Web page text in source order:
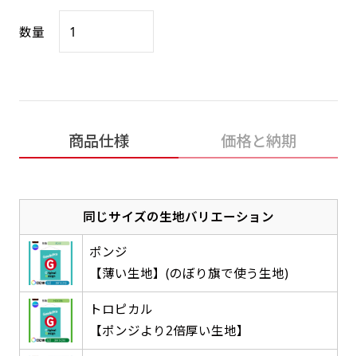
数量
商品仕様 価格と納期
同じサイズの生地バリエーション
ポンジ
【薄い生地】(のぼり旗で使う生地)
トロピカル
【ポンジより2倍厚い生地】
返事を頂いたあとに製作開始いたします。
対応ファイル：AI／PSDファイル ］
］
弊社よりJPG画像をお送りします。ご確認のお
返事を頂いたあとに製作開始いたします。
デザイン依頼［ +3,998円 ］
ご購入時の案内にそって、デザイン画のファ
名入れ［+999円］
文字のみの名入れが可能です。
名入れ（要画像確認）［+1,298円］
弊社よりJPG画像をお送りします。ご確認のお
返事を頂いたあとに製作開始いたします。
場合はこちらがお勧めです。
飾る場所に対して、標準サイズでは大きすぎると
感じる場合や、立てる本数を増やしたい場合はこ
ちらです。
幅が15cm 狭くなっておりスリムな印象を受けま
す。
場合はこちらがお勧めです。
飾る場所に対して、標準サイズでは大きすぎると
感じる場合や、立てる本数を増やしたい場合はこ
ちらです。
幅が15cm 狭くなっておりスリムな印象を受けま
す。
右棒袋縫い
（上と右）
上下棒袋縫い
（上のみ） その他
※備考欄に要望をお書きください
1本（2分割）の場合だと
文字の間にスリットが入ります